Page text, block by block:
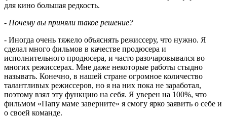
для кино большая редкость.
- Почему вы приняли такое решение?
- Иногда очень тяжело объяснять режиссеру, что нужно. Я
сделал много фильмов в качестве продюсера и
исполнительного продюсера, и часто разочаровывался во
многих режиссерах. Мне даже некоторые работы стыдно
называть. Конечно, в нашей стране огромное количество
талантливых режиссеров, но я на них пока не заработал,
поэтому взял эту функцию на себя. Я уверен на 100%, что
фильмом «Папу маме заверните» я смогу ярко заявить о себе и
о своей команде.